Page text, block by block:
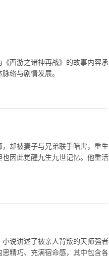
西游之诸神再战》的故事内容承
络与剧情发展。
却被妻子与兄弟联手暗害，重生
因此觉醒九生九世记忆。他重活
说讲述了被亲人背叛的天师强者
精巧、充满宿命感，其中包含各